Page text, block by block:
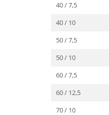
40 / 7,5
40 / 10
50 / 7,5
50 / 10
60 / 7,5
60 / 12,5
70 / 10